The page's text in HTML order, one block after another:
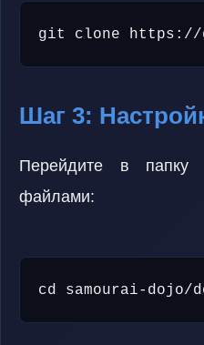
git clone https://
Шаг 3:
Перейдите в папку
файлами:
cd samourai-dojo/